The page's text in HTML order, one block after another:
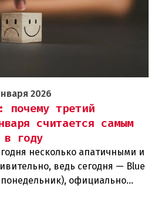
2026
почему третий
считается самым
в году
несколько апатичными и
ведь сегодня — Blue
официально
печальным днем в году! На